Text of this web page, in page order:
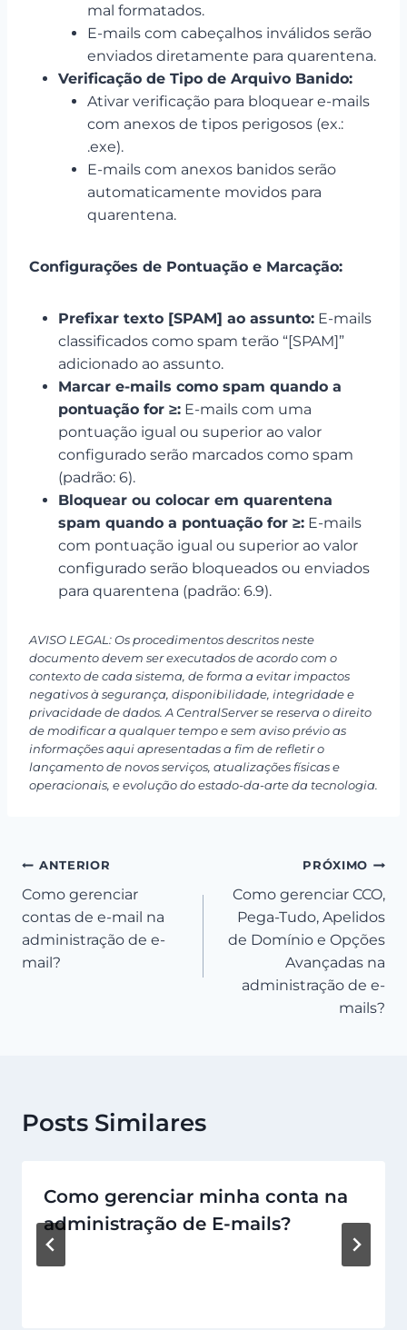
mal formatados.
E-mails com cabeçalhos inválidos serão
enviados diretamente para quarentena.
Verificação de Tipo de Arquivo Banido:
Ativar verificação para bloquear e-mails
com anexos de tipos perigosos (ex.:
.exe).
E-mails com anexos banidos serão
automaticamente movidos para
quarentena.
Configurações de Pontuação e Marcação:
Prefixar texto [SPAM] ao assunto: E-mails
classificados como spam terão “[SPAM]”
adicionado ao assunto.
Marcar e-mails como spam quando a
pontuação for ≥: E-mails com uma
pontuação igual ou superior ao valor
configurado serão marcados como spam
(padrão: 6).
Bloquear ou colocar em quarentena
spam quando a pontuação for ≥: E-mails
com pontuação igual ou superior ao valor
configurado serão bloqueados ou enviados
para quarentena (padrão: 6.9).
AVISO LEGAL: Os procedimentos descritos neste
documento devem ser executados de acordo com o
contexto de cada sistema, de forma a evitar impactos
negativos à segurança, disponibilidade, integridade e
privacidade de dados. A CentralServer se reserva o direito
de modificar a qualquer tempo e sem aviso prévio as
informações aqui apresentadas a fim de refletir o
lançamento de novos serviços, atualizações físicas e
operacionais, e evolução do estado-da-arte da tecnologia.
Navegação
de
Post
ANTERIOR
Como gerenciar
contas de e-mail na
administração de e-
mail?
PRÓXIMO
Como gerenciar CCO,
Pega-Tudo, Apelidos
de Domínio e Opções
Avançadas na
administração de e-
mails?
Posts Similares
Como gerenciar minha conta na
administração de E-mails?